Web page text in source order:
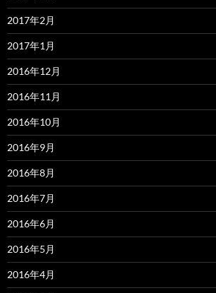
2017年2月
2017年1月
2016年12月
2016年11月
2016年10月
2016年9月
2016年8月
2016年7月
2016年6月
2016年5月
2016年4月